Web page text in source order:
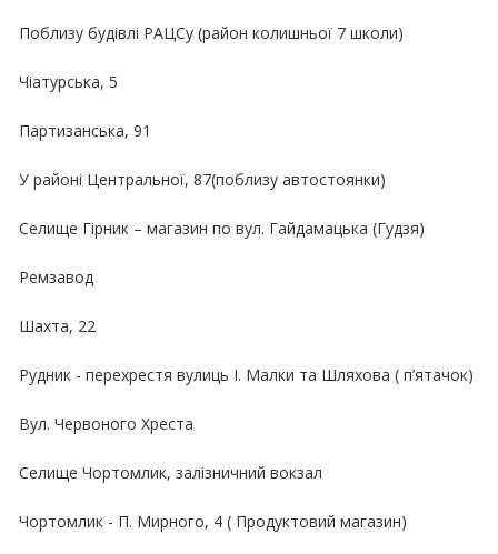
Поблизу будівлі РАЦСу (район колишньої 7 школи)
Чіатурська, 5
Партизанська, 91
У районі Центральної, 87(поблизу автостоянки)
Селище Гірник – магазин по вул. Гайдамацька (Гудзя)
Ремзавод
Шахта, 22
Рудник - перехрестя вулиць І. Малки та Шляхова ( п’ятачок)
Вул. Червоного Хреста
Селище Чортомлик, залізничний вокзал
Чортомлик - П. Мирного, 4 ( Продуктовий магазин)